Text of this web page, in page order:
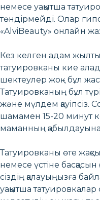
немесе уақытша
төндірмейді. Олар
«AlviBeauty» онлайн
Кез келген адам
татуировканы кие
шектеулер жоқ - бұл жас
Татуировканың бұл
және мүлдем қауіпсіз.
шамамен 15-20 минут
маманның
Татуировканы өте
немесе үстіне
сіздің қалауыңызға
уақытша